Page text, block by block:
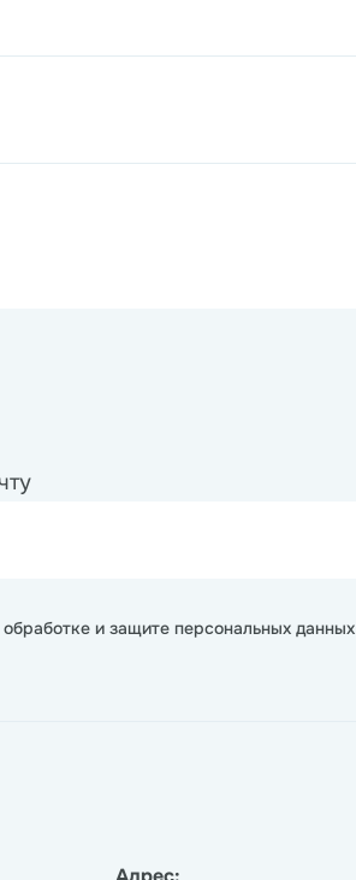
и защите персональных данных